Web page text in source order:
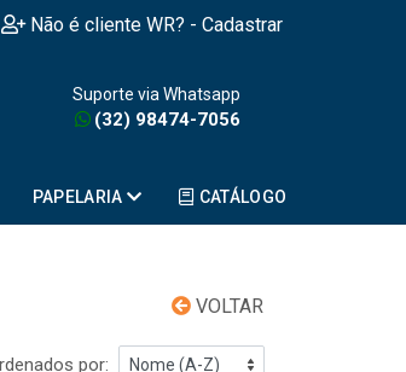
Não é cliente WR? - Cadastrar
Suporte via Whatsapp
(32) 98474-7056
PAPELARIA CATÁLOGO
VOLTAR
por: